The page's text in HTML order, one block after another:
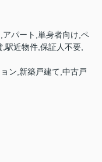
アパート,単身者向け,ペ
駅近物件,保証人不要,
ン,新築戸建て,中古戸